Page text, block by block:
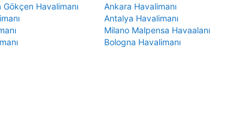
Havalimanı
Ankara Havalimanı
Antalya Havalimanı
Milano Malpensa Havaalanı
Bologna Havalimanı